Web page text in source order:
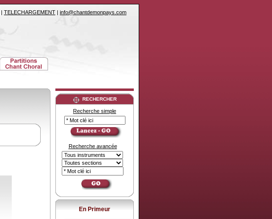
| TELECHARGEMENT | info@chantdemonpays.com
RECHERCHER
Recherche simple
Recherche avancée
En Primeur